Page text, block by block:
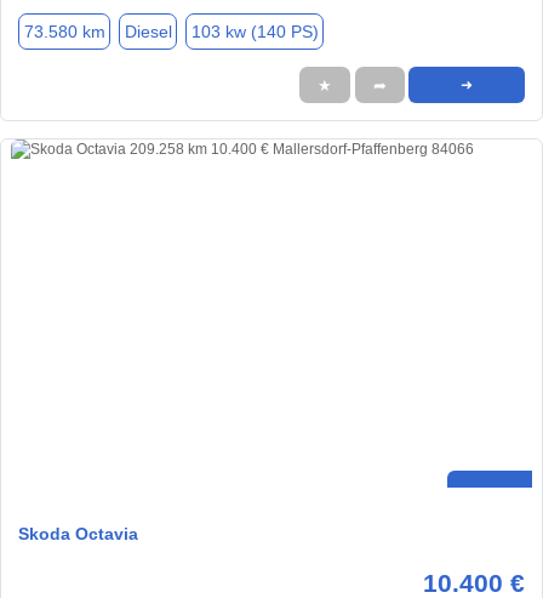
73.580 km Diesel 103 kw (140 PS)
★ ➦ ➜
Skoda Octavia
10.400 €